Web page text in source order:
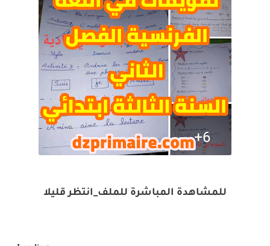
للمشاهدة المباشرة للملف_انتظر قليلا